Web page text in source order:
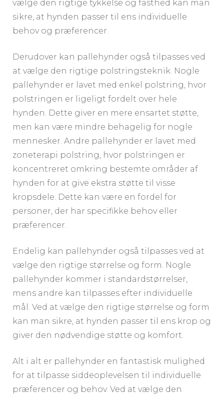
vælge den rigtige tykkelse og fasthed kan man
sikre, at hynden passer til ens individuelle
behov og præferencer.
Derudover kan pallehynder også tilpasses ved
at vælge den rigtige polstringsteknik. Nogle
pallehynder er lavet med enkel polstring, hvor
polstringen er ligeligt fordelt over hele
hynden. Dette giver en mere ensartet støtte,
men kan være mindre behagelig for nogle
mennesker. Andre pallehynder er lavet med
zoneterapi polstring, hvor polstringen er
koncentreret omkring bestemte områder af
hynden for at give ekstra støtte til visse
kropsdele. Dette kan være en fordel for
personer, der har specifikke behov eller
præferencer.
Endelig kan pallehynder også tilpasses ved at
vælge den rigtige størrelse og form. Nogle
pallehynder kommer i standardstørrelser,
mens andre kan tilpasses efter individuelle
mål. Ved at vælge den rigtige størrelse og form
kan man sikre, at hynden passer til ens krop og
giver den nødvendige støtte og komfort.
Alt i alt er pallehynder en fantastisk mulighed
for at tilpasse siddeoplevelsen til individuelle
præferencer og behov. Ved at vælge den